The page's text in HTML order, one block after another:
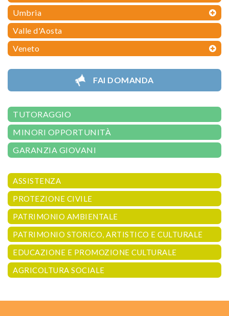
Umbria
Valle d'Aosta
Veneto
FAI DOMANDA
TUTORAGGIO
MINORI OPPORTUNITÀ
GARANZIA GIOVANI
ASSISTENZA
PROTEZIONE CIVILE
PATRIMONIO AMBIENTALE
PATRIMONIO STORICO, ARTISTICO E CULTURALE
EDUCAZIONE E PROMOZIONE CULTURALE
AGRICOLTURA SOCIALE